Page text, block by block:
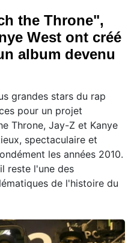
the Throne",
West ont créé
album devenu
grandes stars du rap
pour un projet
Throne, Jay-Z et Kanye
spectaculaire et
les années 2010.
reste l'une des
de l'histoire du